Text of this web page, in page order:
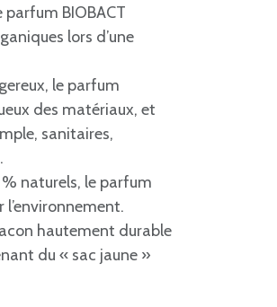
BIOBACT
lors d’une
le parfum
des matériaux, et
sanitaires,
naturels, le parfum
l’environnement.
hautement durable
du « sac jaune »